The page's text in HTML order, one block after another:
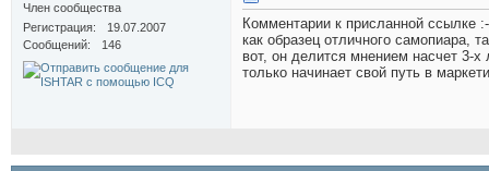
Член сообщества
Регистрация
19.07.2007
Сообщений
146
Комментарии к присланной ссылке
как образец отличного самопиара,
вот, он делится мнением насчет 3-х
только начинает свой путь в